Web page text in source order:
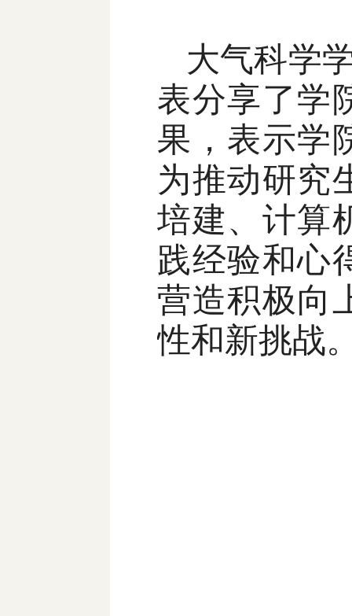
大气科学
表分享了学
果，表示学
为推动研究
培建、计算
践经验和心
营造积极向
性和新挑战